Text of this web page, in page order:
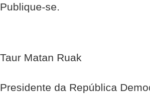
Publique-se.
Taur Matan Ruak
Presidente da República